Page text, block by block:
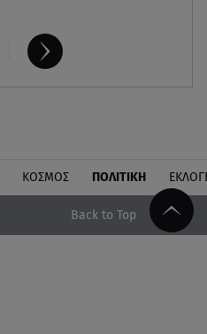
ΚΟΣΜΟΣ ΠΟΛΙΤΙΚΗ
Back to Top